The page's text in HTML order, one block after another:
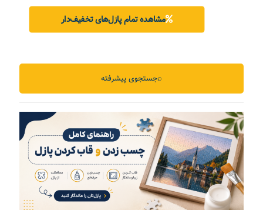
مشاهده تمام پازل‌های تخفیف‌دار
جستجوی پیشرفته⌕